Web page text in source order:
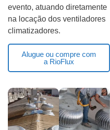
evento, atuando diretamente
na locação dos ventiladores
climatizadores.
Alugue ou compre com
a RioFlux